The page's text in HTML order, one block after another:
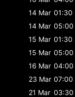
14 Mar 01:30
14 Mar 05:00
15 Mar 01:30
15 Mar 05:00
16 Mar 04:00
23 Mar 07:00
21 Mar 03:30